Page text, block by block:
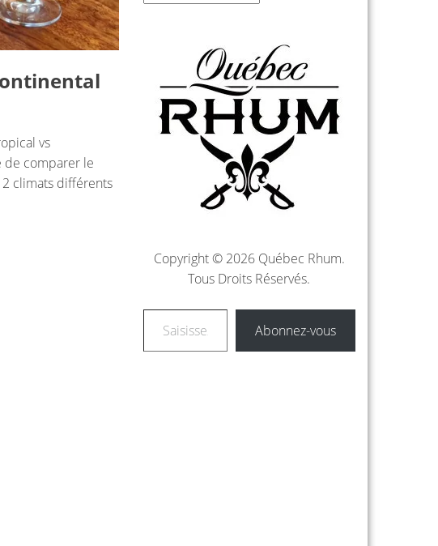
vs
de comparer le
climats différents
Copyright © 2026 Québec Rhum.
Tous Droits Réservés.
Saisissez votre adresse e-mail…
Abonnez-vous